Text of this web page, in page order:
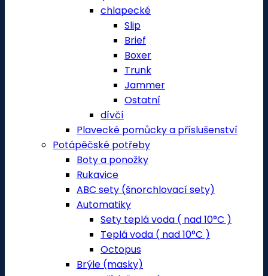
chlapecké
Slip
Brief
Boxer
Trunk
Jammer
Ostatní
dívčí
Plavecké pomůcky a příslušenství
Potápěčské potřeby
Boty a ponožky
Rukavice
ABC sety (šnorchlovací sety)
Automatiky
Sety teplá voda ( nad 10°C )
Teplá voda ( nad 10°C )
Octopus
Brýle (masky)